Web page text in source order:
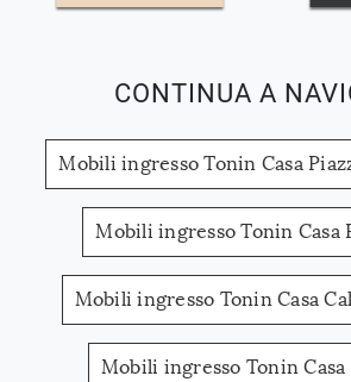
CONTINUA A
Mobili ingresso Tonin Casa
Mobili ingresso Tonin Casa
Mobili ingresso Tonin Casa
Mobili ingresso Tonin Casa